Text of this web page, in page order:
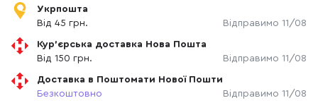
Укрпошта
Від 45 грн.
Відправимо 11/08
Кур'єрська доставка Нова Пошта
Від 150 грн.
Відправимо 11/08
Доставка в Поштомати Нової Пошти
Безкоштовно
Відправимо 11/08